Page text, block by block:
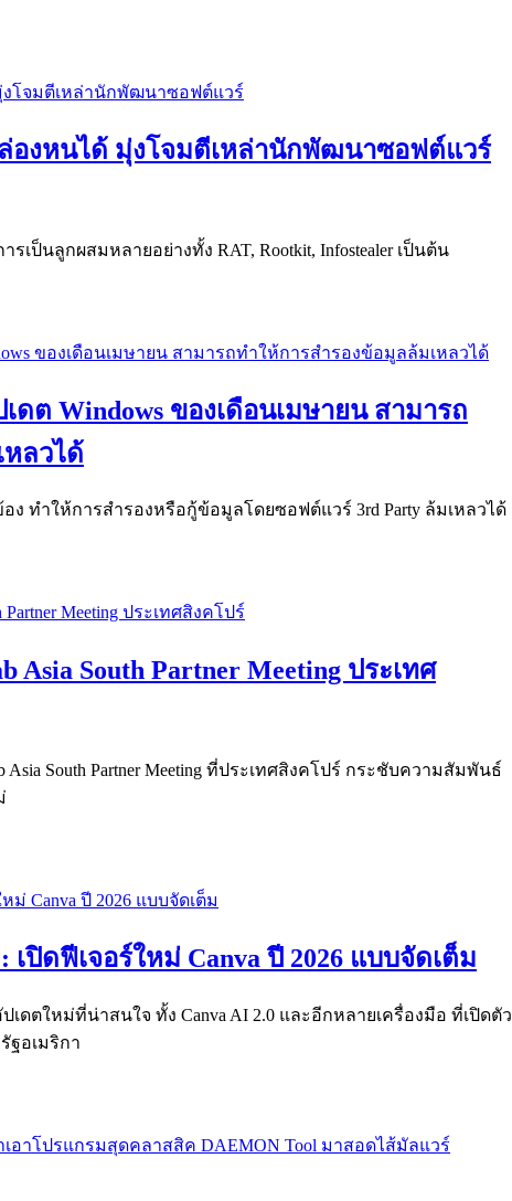
องหนได้ มุ่งโจมตีเหล่านักพัฒนาซอฟต์แวร์
ป็นลูกผสมหลายอย่างทั้ง RAT, Rootkit, Infostealer เป็นต้น
ต Windows ของเดือนเมษายน สามารถ
ลวได้
ง ทำให้การสำรองหรือกู้ข้อมูลโดยซอฟต์แวร์ 3rd Party ล้มเหลวได้
Asia South Partner Meeting ประเทศ
Asia South Partner Meeting ที่ประเทศสิงคโปร์ กระชับความสัมพันธ์
เปิดฟีเจอร์ใหม่ Canva ปี 2026 แบบจัดเต็ม
ปเดตใหม่ที่น่าสนใจ ทั้ง Canva AI 2.0 และอีกหลายเครื่องมือ ที่เปิดตัว
ฐอเมริกา